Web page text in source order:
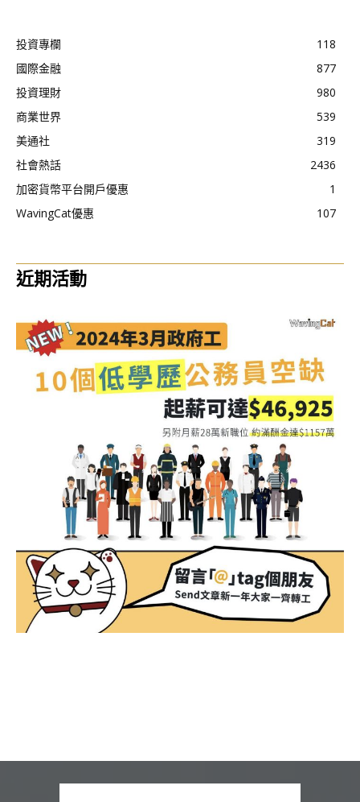
投資專欄
118
國際金融
877
投資理財
980
商業世界
539
美通社
319
社會熱話
2436
加密貨幣平台開戶優惠
1
WavingCat優惠
107
近期活動